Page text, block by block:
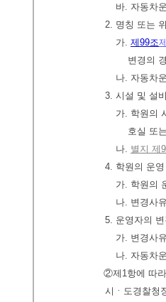
바. 자동차
2. 명칭 또는
가. 제99조
변경의
나. 자동차
3. 시설 및 설
가. 학원의
호실 또
나. 별지 제
4. 학원의 운
가. 학원의
나. 변경사
5. 운영자의
가. 변경사
나. 자동차
②제1항에 따
시ㆍ도경찰청